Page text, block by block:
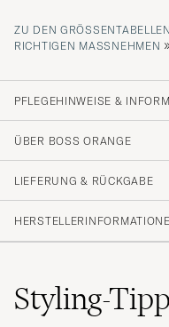
ZU DEN
ICHTIGEN MASSNEHMEN
»
PFLEGEHINWEISE &
ÜBER BOSS ORANGE
LIEFERUNG & RÜCKGABE
Styling-